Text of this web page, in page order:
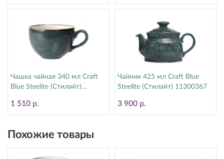
Чашка чайная 340 мл Craft
Blue Steelite (Стилайт)
1 510 р.
Чайник 425 мл Craft Blue
Steelite (Стилайт) 11300367
3 900 р.
Похожие товары